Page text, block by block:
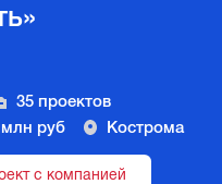
35 проектов
млн руб
Кострома
с компанией